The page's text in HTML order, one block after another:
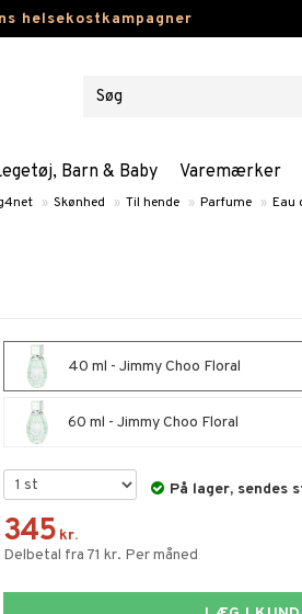
helsekostkampagner
Barn & Baby Varemærker
» Skønhed » Til hende » Parfume » Eau
40 ml - Jimmy Choo Floral
60 ml - Jimmy Choo Floral
På lager, sendes
345 kr.
Delbetal fra 71 kr. Per måned